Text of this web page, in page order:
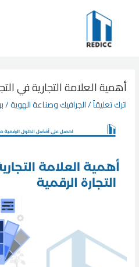
أهمية العلامة التجارية في
اترك تعليقاً/الجرافيك وصناعة الهوية/